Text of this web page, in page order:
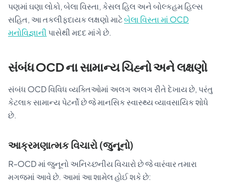
પણમાં ઘણા લોકો, બેલા વિસ્તા, કેસલ હિલ અને બોલ્કહમ હિલ્સ
સહિત, આ તકલીફદાયક લક્ષણો માટેબેલા વિસ્તા માં OCD
મનોવિજ્ઞાની પાસેથી મદદ માંગે છે.
સંબંધ OCD ના સામાન્ય ચિહ્નો અને લક્ષણો
સંબંધ OCD વિવિધ વ્યક્તિઓમાં અલગ અલગ રીતે દેખાય છે, પરંતુ
કેટલાક સામાન્ય પેટર્નો છે જે માનસિક સ્વાસ્થ્ય વ્યાવસાયિક શોધે
છે.
આક્રમણાત્મક વિચારો (જુનૂનો)
R-OCD માં જુનૂનો અનિચ્છનીય વિચારો છે જે વારંવાર તમારા
મગજમાં આવે છે. આમાં આ શામેલ હોઈ શકે છે: